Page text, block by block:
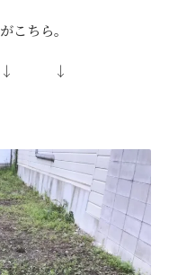
こちら。
↓ ↓